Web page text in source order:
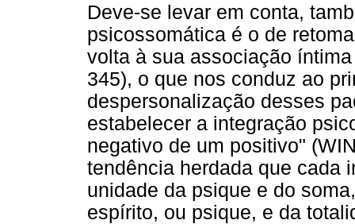
Deve-se levar em conta,
psicossomática é o de
volta à sua associação
345), o que nos conduz ao
despersonalização desses
estabelecer a integração
negativo de um positivo"
tendência herdada que cada
unidade da psique e do
espírito, ou psique, e da